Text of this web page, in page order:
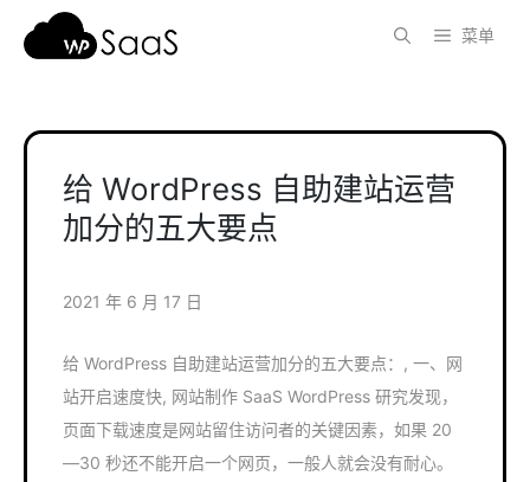
菜单
给 WordPress 自助建站运营
加分的五大要点
2021 年 6 月 17 日
给 WordPress 自助建站运营加分的五大要点：, 一、网
站开启速度快, 网站制作 SaaS WordPress 研究发现，
页面下载速度是网站留住访问者的关键因素，如果 20
—30 秒还不能开启一个网页，一般人就会没有耐心。